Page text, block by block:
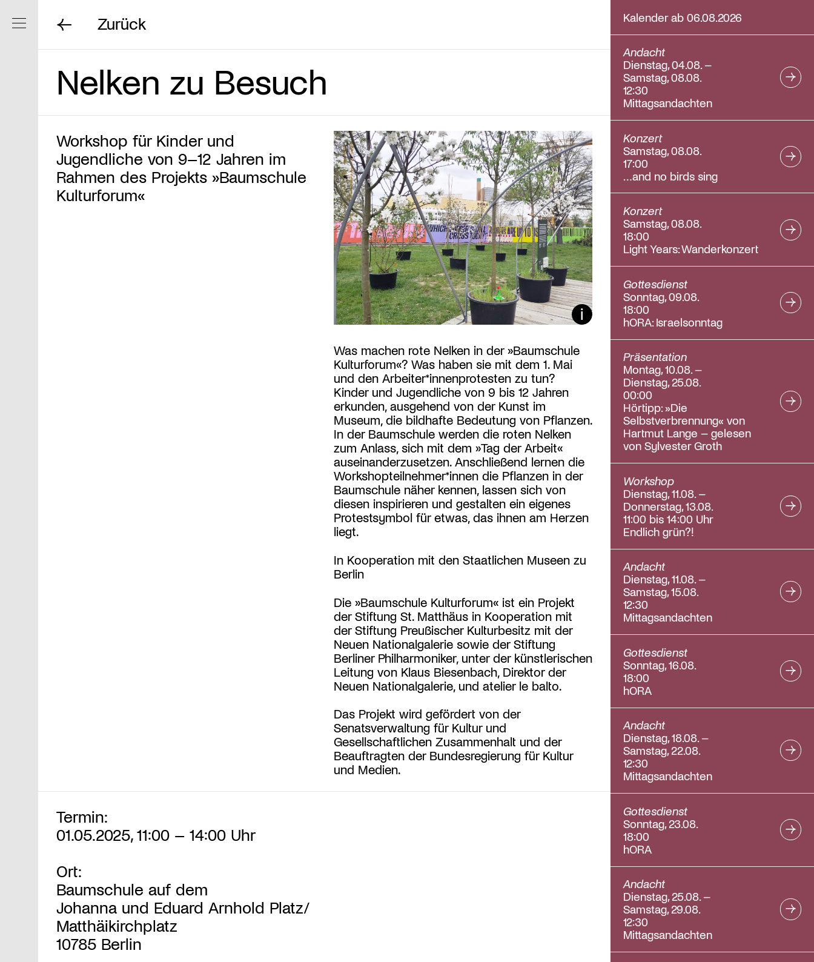
Navigation ein/ausblenden
Zurück
Nelken zu Besuch
Workshop für Kinder und
Jugendliche von 9–12 Jahren im
Rahmen des Projekts »Baumschule
Kulturforum«
Bildunterschrift ein/
Was machen rote Nelken in der »Baumschule
Kulturforum«? Was haben sie mit dem 1. Mai
und den Arbeiter*innenprotesten zu tun?
Kinder und Jugendliche von 9 bis 12 Jahren
erkunden, ausgehend von der Kunst im
Museum, die bildhafte Bedeutung von Pflanzen.
In der Baumschule werden die roten Nelken
zum Anlass, sich mit dem »Tag der Arbeit«
auseinanderzusetzen. Anschließend lernen die
Workshopteilnehmer*innen die Pflanzen in der
Baumschule näher kennen, lassen sich von
diesen inspirieren und gestalten ein eigenes
Protestsymbol für etwas, das ihnen am Herzen
liegt.
In Kooperation mit den Staatlichen Museen zu
Berlin
Die »Baumschule Kulturforum« ist ein Projekt
der Stiftung St. Matthäus in Kooperation mit
der Stiftung Preußischer Kulturbesitz mit der
Neuen Nationalgalerie sowie der Stiftung
Berliner Philharmoniker, unter der künstlerischen
Leitung von Klaus Biesenbach, Direktor der
Neuen Nationalgalerie, und atelier le balto.
Das Projekt wird gefördert von der
Senatsverwaltung für Kultur und
Gesellschaftlichen Zusammenhalt und der
Beauftragten der Bundesregierung für Kultur
und Medien.
Termin:
01.05.2025, 11:00 – 14:00 Uhr
Ort:
Baumschule auf dem
Johanna und Eduard Arnhold Platz/
Matthäikirchplatz
10785 Berlin
Kalender ab 06.08.2026
Andacht
Dienstag, 04.08. –
Samstag, 08.08.
12:30
Mittagsandachten
Konzert
Samstag, 08.08.
17:00
…and no birds sing
Konzert
Samstag, 08.08.
18:00
Light Years: Wanderkonzert
Gottesdienst
Sonntag, 09.08.
18:00
hORA: Israelsonntag
Präsentation
Montag, 10.08. –
Dienstag, 25.08.
00:00
Hörtipp: »Die
Selbstverbrennung« von
Hartmut Lange – gelesen
von Sylvester Groth
Workshop
Dienstag, 11.08. –
Donnerstag, 13.08.
11:00 bis 14:00 Uhr
Endlich grün?!
Andacht
Dienstag, 11.08. –
Samstag, 15.08.
12:30
Mittagsandachten
Gottesdienst
Sonntag, 16.08.
18:00
hORA
Andacht
Dienstag, 18.08. –
Samstag, 22.08.
12:30
Mittagsandachten
Gottesdienst
Sonntag, 23.08.
18:00
hORA
Andacht
Dienstag, 25.08. –
Samstag, 29.08.
12:30
Mittagsandachten